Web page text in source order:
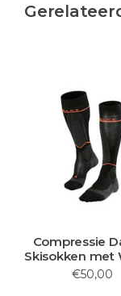
Compressie
Skisokken met
€50,00